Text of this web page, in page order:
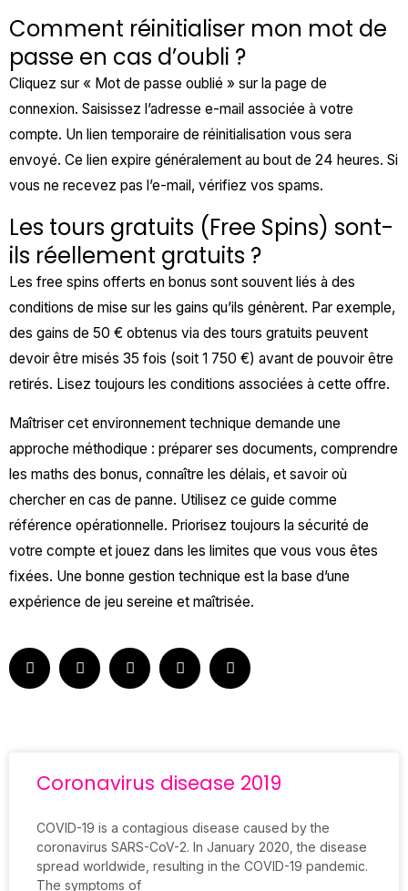
Comment réinitialiser mon mot de
passe en cas d’oubli ?
Cliquez sur « Mot de passe oublié » sur la page de
connexion. Saisissez l’adresse e-mail associée à votre
compte. Un lien temporaire de réinitialisation vous sera
envoyé. Ce lien expire généralement au bout de 24 heures. Si
vous ne recevez pas l’e-mail, vérifiez vos spams.
Les tours gratuits (Free Spins) sont-
ils réellement gratuits ?
Les free spins offerts en bonus sont souvent liés à des
conditions de mise sur les gains qu’ils génèrent. Par exemple,
des gains de 50 € obtenus via des tours gratuits peuvent
devoir être misés 35 fois (soit 1 750 €) avant de pouvoir être
retirés. Lisez toujours les conditions associées à cette offre.
Maîtriser cet environnement technique demande une
approche méthodique : préparer ses documents, comprendre
les maths des bonus, connaître les délais, et savoir où
chercher en cas de panne. Utilisez ce guide comme
référence opérationnelle. Priorisez toujours la sécurité de
votre compte et jouez dans les limites que vous vous êtes
fixées. Une bonne gestion technique est la base d’une
expérience de jeu sereine et maîtrisée.
Coronavirus disease 2019
COVID-19 is a contagious disease caused by the
coronavirus SARS-CoV-2. In January 2020, the disease
spread worldwide, resulting in the COVID-19 pandemic.
The symptoms of